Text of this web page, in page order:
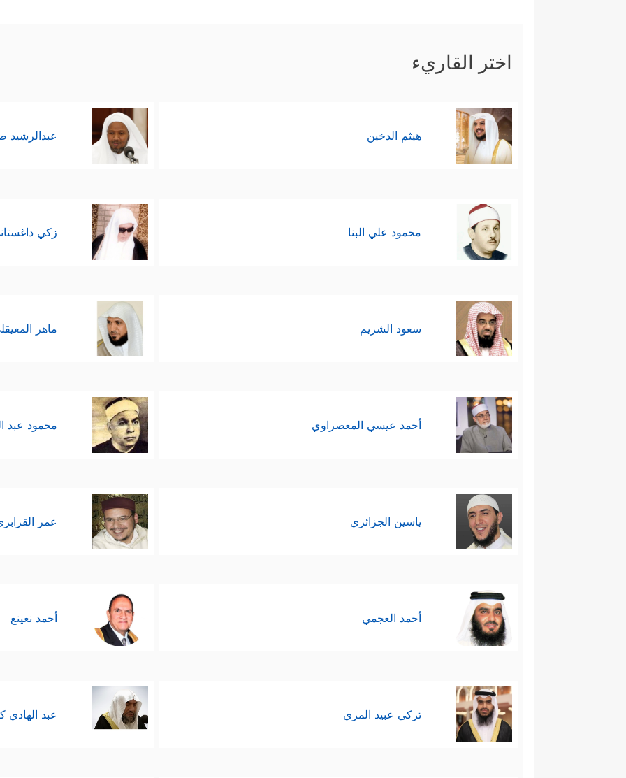
عليه، والنذارة لكلِّ لَدُودٍ مُعانِدٍ مُخاصِمٍ
اختر القاريء
هيثم الدخين عبدالرشيد
محمود علي البنا زكي
سعود الشريم ماهر
أحمد عيسي المعصراوي محمود عبد
ياسين الجزائري عمر
أحمد العجمي أحمد نعينع
تركي عبيد المري عبد الهادي